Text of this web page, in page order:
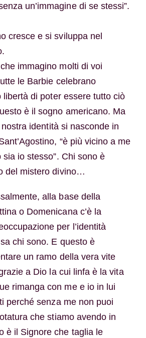
un’immagine di se stessi”.
cresce e si sviluppa nel
immagino molti di voi
le Barbie celebrano
libertà di poter essere tutto ciò
è il sogno americano. Ma
identità si nasconde in
“è più vicino a me
io stesso”. Chi sono è
del mistero divino…
alla base della
o Domenicana c’è la
per l’identità
chi sono. E questo è
un ramo della vera vite
a Dio la cui linfa è la vita
rimanga con me e io in lui
perché senza me non puoi
che stiamo avendo in
è il Signore che taglia le